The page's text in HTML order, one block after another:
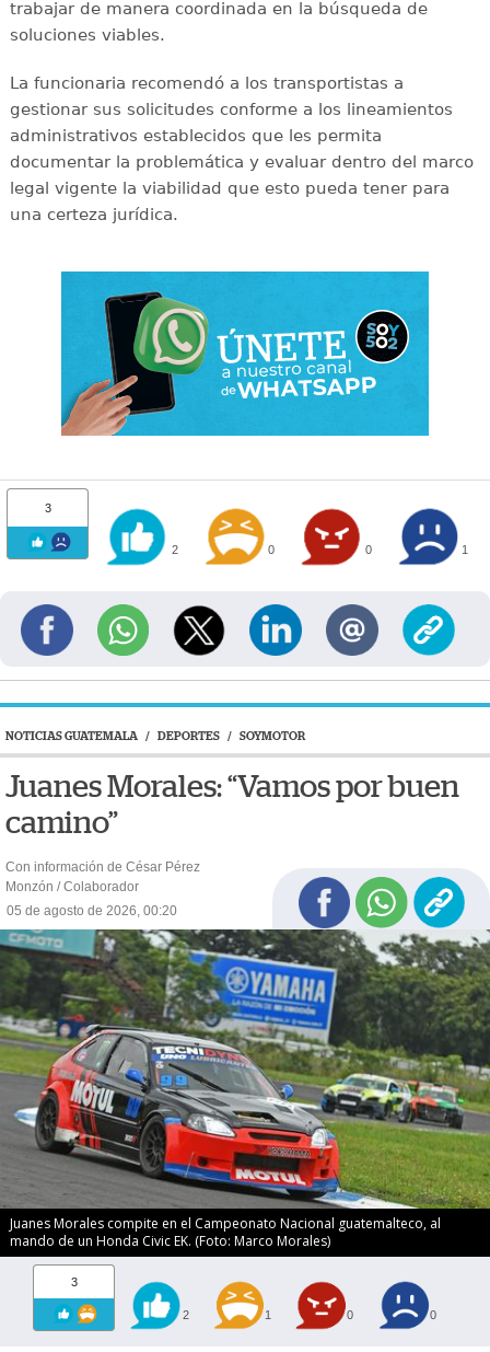
trabajar de manera coordinada en la búsqueda de
soluciones viables.
La funcionaria recomendó a los transportistas a
gestionar sus solicitudes conforme a los lineamientos
administrativos establecidos que les permita
documentar la problemática y evaluar dentro del marco
legal vigente la viabilidad que esto pueda tener para
una certeza jurídica.
3
2 0 0 1
NOTICIAS GUATEMALA / DEPORTES / SOYMOTOR
Juanes Morales: “Vamos por buen
camino”
Con información de César Pérez
Monzón / Colaborador
05 de agosto de 2026, 00:20
Juanes Morales compite en el Campeonato Nacional guatemalteco, al
mando de un Honda Civic EK. (Foto: Marco Morales)
3
2 1 0 0